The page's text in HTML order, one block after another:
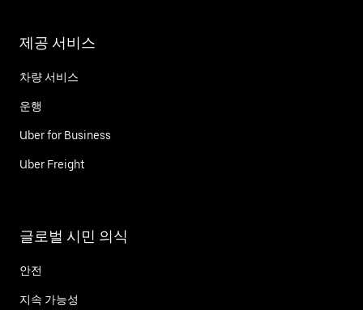
제공 서비스
차량 서비스
운행
Uber for Business
Uber Freight
글로벌 시민 의식
안전
지속 가능성